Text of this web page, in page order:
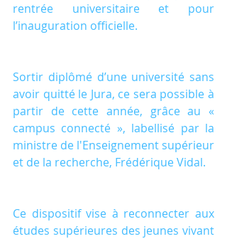
rentrée universitaire et pour
l’inauguration officielle.
Sortir diplômé d’une université sans
avoir quitté le Jura, ce sera possible à
partir de cette année, grâce au «
campus connecté », labellisé par la
ministre de l'Enseignement supérieur
et de la recherche, Frédérique Vidal.
Ce dispositif vise à reconnecter aux
études supérieures des jeunes vivant